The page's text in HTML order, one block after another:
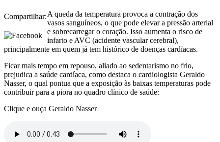
Compartilhar:A queda da temperatura provoca a contração dos
vasos sanguíneos, o que pode elevar a pressão arterial
e sobrecarregar o coração. Isso aumenta o risco de
infarto e AVC (acidente vascular cerebral),
principalmente em quem já tem histórico de doenças cardíacas.
Ficar mais tempo em repouso, aliado ao sedentarismo no frio,
prejudica a saúde cardíaca, como destaca o cardiologista Geraldo
Nasser, o qual pontua que a exposição às baixas temperaturas pode
contribuir para a piora no quadro clínico de saúde:
Clique e ouça Geraldo Nasser